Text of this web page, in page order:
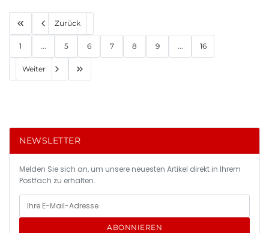
Zurück
1 ... 5 6 7 8 9 ... 16
Weiter
NEWSLETTER
Melden Sie sich an, um unsere neuesten Artikel direkt in Ihrem
Postfach zu erhalten.
ABONNIEREN